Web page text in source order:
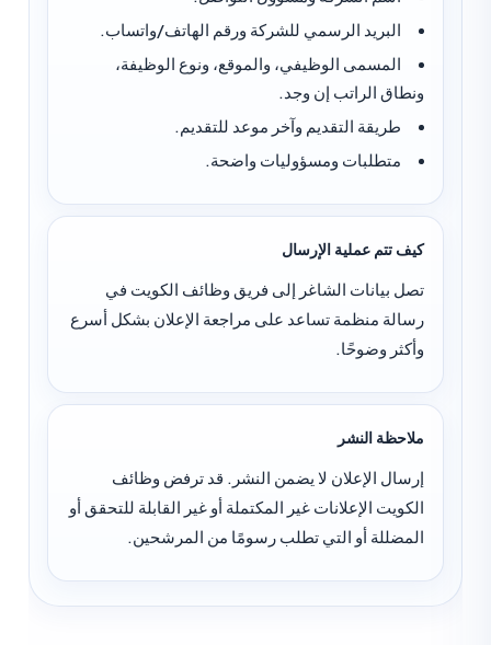
البريد الرسمي للشركة ورقم الهاتف/واتساب.
المسمى الوظيفي، والموقع، ونوع الوظيفة،
ونطاق الراتب إن وجد.
طريقة التقديم وآخر موعد للتقديم.
متطلبات ومسؤوليات واضحة.
كيف تتم عملية الإرسال
تصل بيانات الشاغر إلى فريق وظائف الكويت في
رسالة منظمة تساعد على مراجعة الإعلان بشكل أسرع
وأكثر وضوحًا.
ملاحظة النشر
إرسال الإعلان لا يضمن النشر. قد ترفض وظائف
الكويت الإعلانات غير المكتملة أو غير القابلة للتحقق أو
المضللة أو التي تطلب رسومًا من المرشحين.